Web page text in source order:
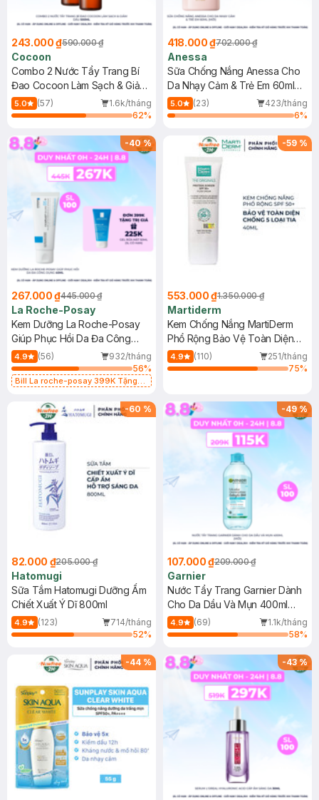
243.000 ₫590.000 ₫
Cocoon
Combo 2 Nước Tẩy Trang Bí
Đao Cocoon Làm Sạch & Giảm
Dầu 500ml
5.0 (57)
1.6k/tháng
62%
418.000 ₫702.000 ₫
Anessa
Sữa Chống Nắng Anessa Cho
Da Nhạy Cảm & Trẻ Em 60ml
(Mới)
5.0 (23)
423/tháng
6%
-40%
267.000 ₫445.000 ₫
La Roche-Posay
Kem Dưỡng La Roche-Posay
Giúp Phục Hồi Da Đa Công
Dụng 40ml
4.9 (56)
932/tháng
56%
Bill La roche-posay 399K Tặng
(SL có hạn)
-59 %
553.000 ₫1.350.000 ₫
Martiderm
Kem Chống Nắng MartiDerm
Phổ Rộng Bảo Vệ Toàn Diện
40ml
4.9 (110)
251/tháng
75%
-60 %
82.000 ₫205.000 ₫
Hatomugi
Sữa Tắm Hatomugi Dưỡng Ẩm
Chiết Xuất Ý Dĩ 800ml
4.9 (123)
714/tháng
52%
-49%
107.000 ₫209.000 ₫
Garnier
Nước Tẩy Trang Garnier Dành
Cho Da Dầu Và Mụn 400ml
(Mới)
4.9 (69)
1.1k/tháng
58%
-44 % -43%